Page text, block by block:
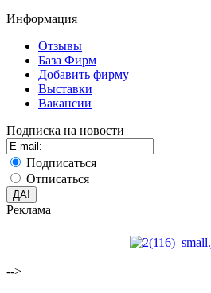
Информация
Отзывы
База Фирм
Добавить фирму
Выставки
Вакансии
Подписка на новости
Подписаться
Отписаться
Реклама
-->